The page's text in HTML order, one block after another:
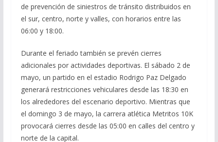
de prevención de siniestros de tránsito distribuidos en
el sur, centro, norte y valles, con horarios entre las
06:00 y 18:00.
Durante el feriado también se prevén cierres
adicionales por actividades deportivas. El sábado 2 de
mayo, un partido en el estadio Rodrigo Paz Delgado
generará restricciones vehiculares desde las 18:30 en
los alrededores del escenario deportivo. Mientras que
el domingo 3 de mayo, la carrera atlética Metritos 10K
provocará cierres desde las 05:00 en calles del centro y
norte de la capital.